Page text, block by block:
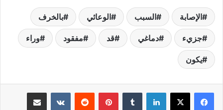
الإصابة السبب الوعائي بالخرف
جزيء دماغي قد مفقود وراء
يكون
لينكدإن بينتيريست مشاركة عبر البريد